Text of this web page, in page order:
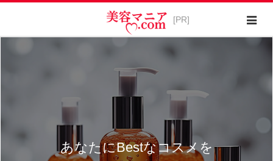
あなたにBestなコスメを